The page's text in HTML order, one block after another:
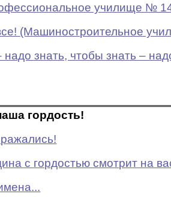
училище №
(Машиностроительное
надо знать, чтобы знать –
гордость!
с гордостью смотрит на